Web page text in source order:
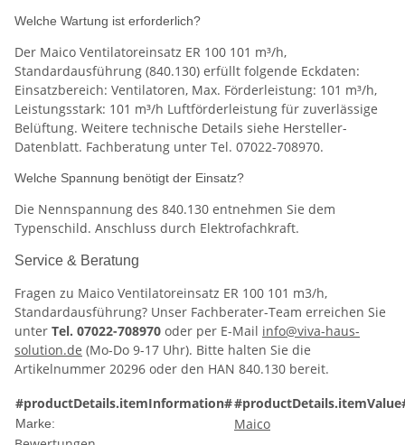
Welche Wartung ist erforderlich?
Der Maico Ventilatoreinsatz ER 100 101 m³/h,
Standardausführung (840.130) erfüllt folgende Eckdaten:
Einsatzbereich: Ventilatoren, Max. Förderleistung: 101 m³/h,
Leistungsstark: 101 m³/h Luftförderleistung für zuverlässige
Belüftung. Weitere technische Details siehe Hersteller-
Datenblatt. Fachberatung unter Tel. 07022-708970.
Welche Spannung benötigt der Einsatz?
Die Nennspannung des 840.130 entnehmen Sie dem
Typenschild. Anschluss durch Elektrofachkraft.
Service & Beratung
Fragen zu Maico Ventilatoreinsatz ER 100 101 m3/h,
Standardausführung? Unser Fachberater-Team erreichen Sie
unter Tel. 07022-708970 oder per E-Mail info@viva-haus-
solution.de (Mo-Do 9-17 Uhr). Bitte halten Sie die
Artikelnummer 20296 oder den HAN 840.130 bereit.
#productDetails.itemInformation#
Marke:
Maico